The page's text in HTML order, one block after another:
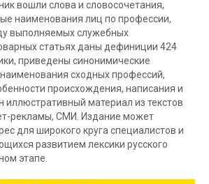
вошли слова и словосочетания,
наименования лиц по профессии,
выполняемых служебных
статьях даны дефиниции 424
приведены синонимические
сходных профессий,
происхождения, написания и
иллюстративный материал из текстов
рекламы, СМИ. Издание может
для широкого круга специалистов и
развитием лексики русского
этапе.